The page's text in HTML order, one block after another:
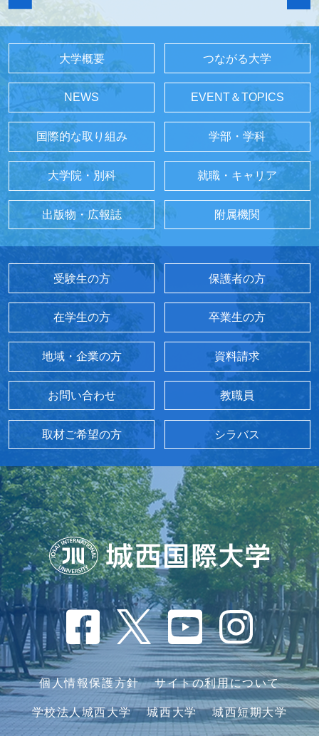
大学概要 つながる大学
NEWS EVENT＆TOPICS
国際的な取り組み 学部・学科
大学院・別科 就職・キャリア
出版物・広報誌 附属機関
受験生の方 保護者の方
在学生の方 卒業生の方
地域・企業の方 資料請求
お問い合わせ 教職員
取材ご希望の方 シラバス
個人情報保護方針 サイトの利用について
学校法人城西大学 城西大学 城西短期大学